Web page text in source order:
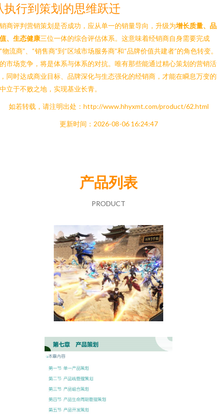
执行到策划的思维跃迁
商评判营销策划是否成功，应从单一的销量导向，升级为增长质量、
、生态健康三位一体的综合评估体系。这意味着经销商自身需要完成
物流商”、“销售商”到“区域市场服务商”和“品牌价值共建者”的角色转变
市场竞争，将是体系与体系的对抗。唯有那些能通过精心策划的营销活
同时达成商业目标、品牌深化与生态强化的经销商，才能在瞬息万变
立于不败之地，实现基业长青。
如若转载，请注明出处：http://www.hhyxmt.com/product/62.html
更新时间：2026-08-06 16:24:47
产品列表
PRODUCT